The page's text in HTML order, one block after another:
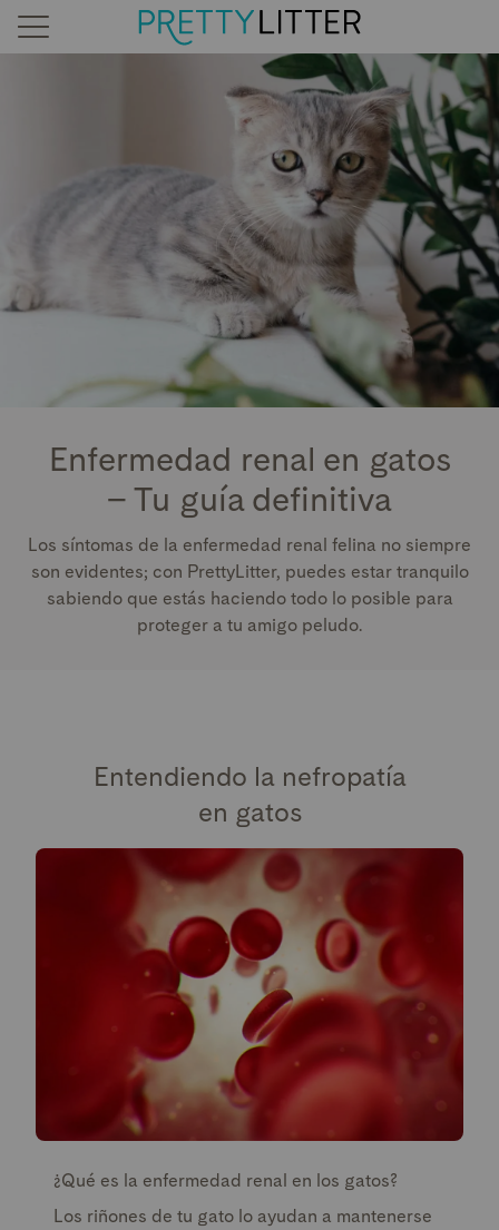
Enfermedad renal en gatos
– Tu guía definitiva
Los síntomas de la enfermedad renal felina no siempre
son evidentes; con PrettyLitter, puedes estar tranquilo
sabiendo que estás haciendo todo lo posible para
proteger a tu amigo peludo.
Entendiendo la nefropatía
en gatos
¿Qué es la enfermedad renal en los gatos?
Los riñones de tu gato lo ayudan a mantenerse